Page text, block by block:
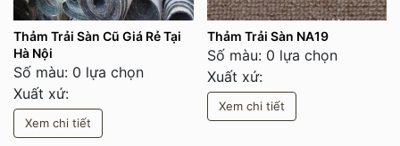
Thảm Trải Sàn Cũ Giá Rẻ Tại
Hà Nội
Số màu: 0 lựa chọn
Xuất xứ:
Xem chi tiết
Thảm Trải Sàn NA19
Số màu: 0 lựa chọn
Xuất xứ:
Xem chi tiết